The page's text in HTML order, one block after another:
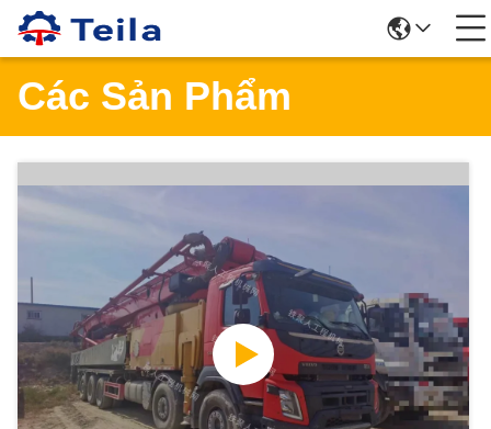
Các Sản Phẩm